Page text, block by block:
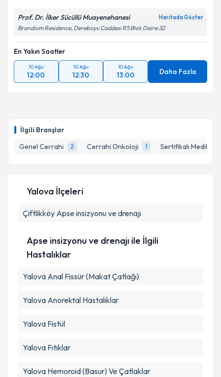
İlgili Branşlar
Genel Cerrahi
2 Cerrahi Onkoloji 1 Sertifikalı Medikal
Prof. Dr. İlker Sücüllü Muayenehanesi Haritada Göster
Brandium Residence, Dereboyu Caddesi R5 Blok Daire:32
En Yakın Saatler
10 Ağu
12:00
10 Ağu
12:30
10 Ağu
13:00 Daha Fazla
Yalova İlçeleri
Çiftlikköy Apse insizyonu ve drenajı
Apse insizyonu ve drenajı ile İlgili
Hastalıklar
Yalova Anal Fissür (Makat Çatlağı)
Yalova Anorektal Hastalıklar
Yalova Fistül
Yalova Fıtıklar
Yalova Hemoroid (Basur) Ve Çatlaklar